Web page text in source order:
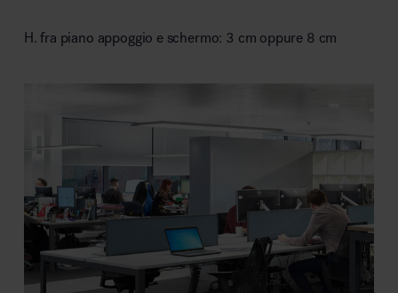
H. fra piano appoggio e schermo: 3 cm oppure 8 cm